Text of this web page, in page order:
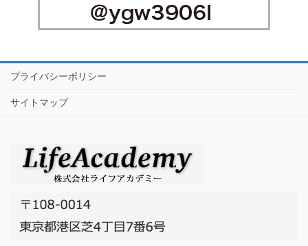
プライバシーポリシー
サイトマップ